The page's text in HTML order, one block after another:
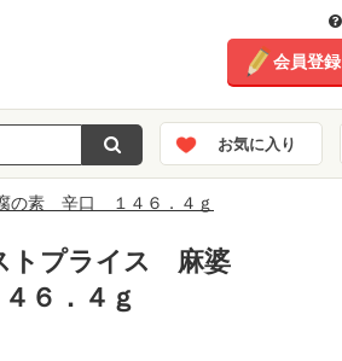
会員登録
お気に入り
の素 辛口 １４６．４ｇ
トプライス 麻婆
６．４ｇ